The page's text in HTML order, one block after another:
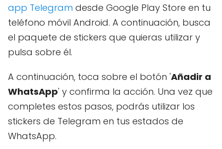
app Telegram desde Google Play Store en tu
teléfono móvil Android. A continuación, busca
el paquete de stickers que quieras utilizar y
pulsa sobre él.
A continuación, toca sobre el botón 'Añadir a
WhatsApp' y confirma la acción. Una vez que
completes estos pasos, podrás utilizar los
stickers de Telegram en tus estados de
WhatsApp.